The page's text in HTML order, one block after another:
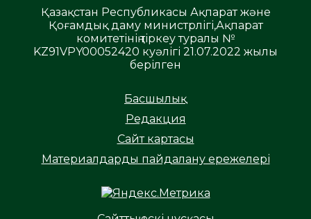
Қазақстан Республикасы Ақпарат және
Қоғамдық даму министрлігі,Ақпарат
комитетінің тіркеу туралы №
KZ91VPY00052420 куәлігі 21.07.2022 жылы
берілген
Басшылық
Редакция
Сайт картасы
Материалдарды пайдалану ережелері